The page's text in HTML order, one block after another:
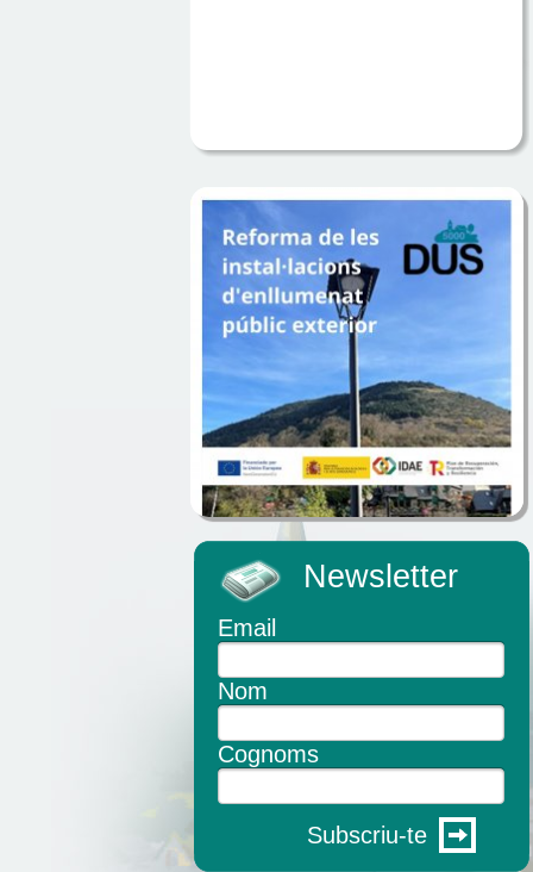
Newsletter
Email
Nom
Cognoms
Subscriu-te